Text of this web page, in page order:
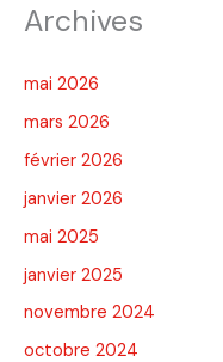
Archives
mai 2026
mars 2026
février 2026
janvier 2026
mai 2025
janvier 2025
novembre 2024
octobre 2024